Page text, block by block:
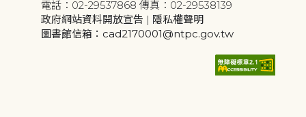
電話：02-29537868 傳真：02-29538139
政府網站資料開放宣告 | 隱私權聲明
圖書館信箱：cad2170001@ntpc.gov.tw